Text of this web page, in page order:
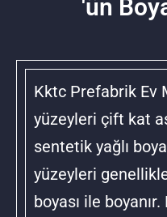
'ün
Kktc Prefabrik Ev
yüzeyleri çift kat
sentetik yağlı
yüzeyleri
boyası ile